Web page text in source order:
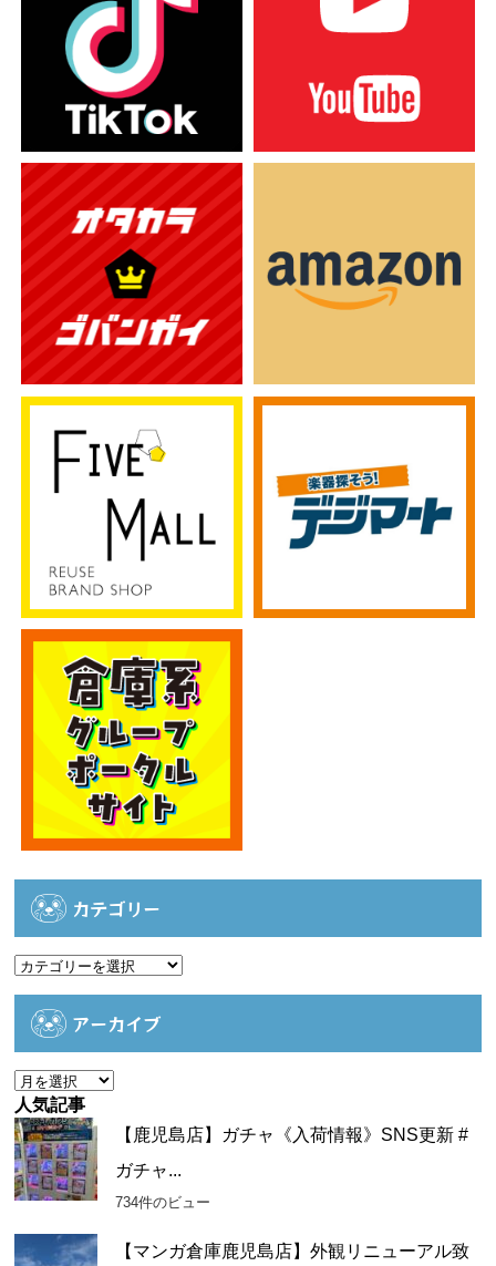
カテゴリー
カ
アーカイブ
ア
ー
カ
イ
ブ
人気記事
【鹿児島店】ガチャ《入荷情報》SNS更新 #
ガチャ...
734件のビュー
【マンガ倉庫鹿児島店】外観リニューアル致